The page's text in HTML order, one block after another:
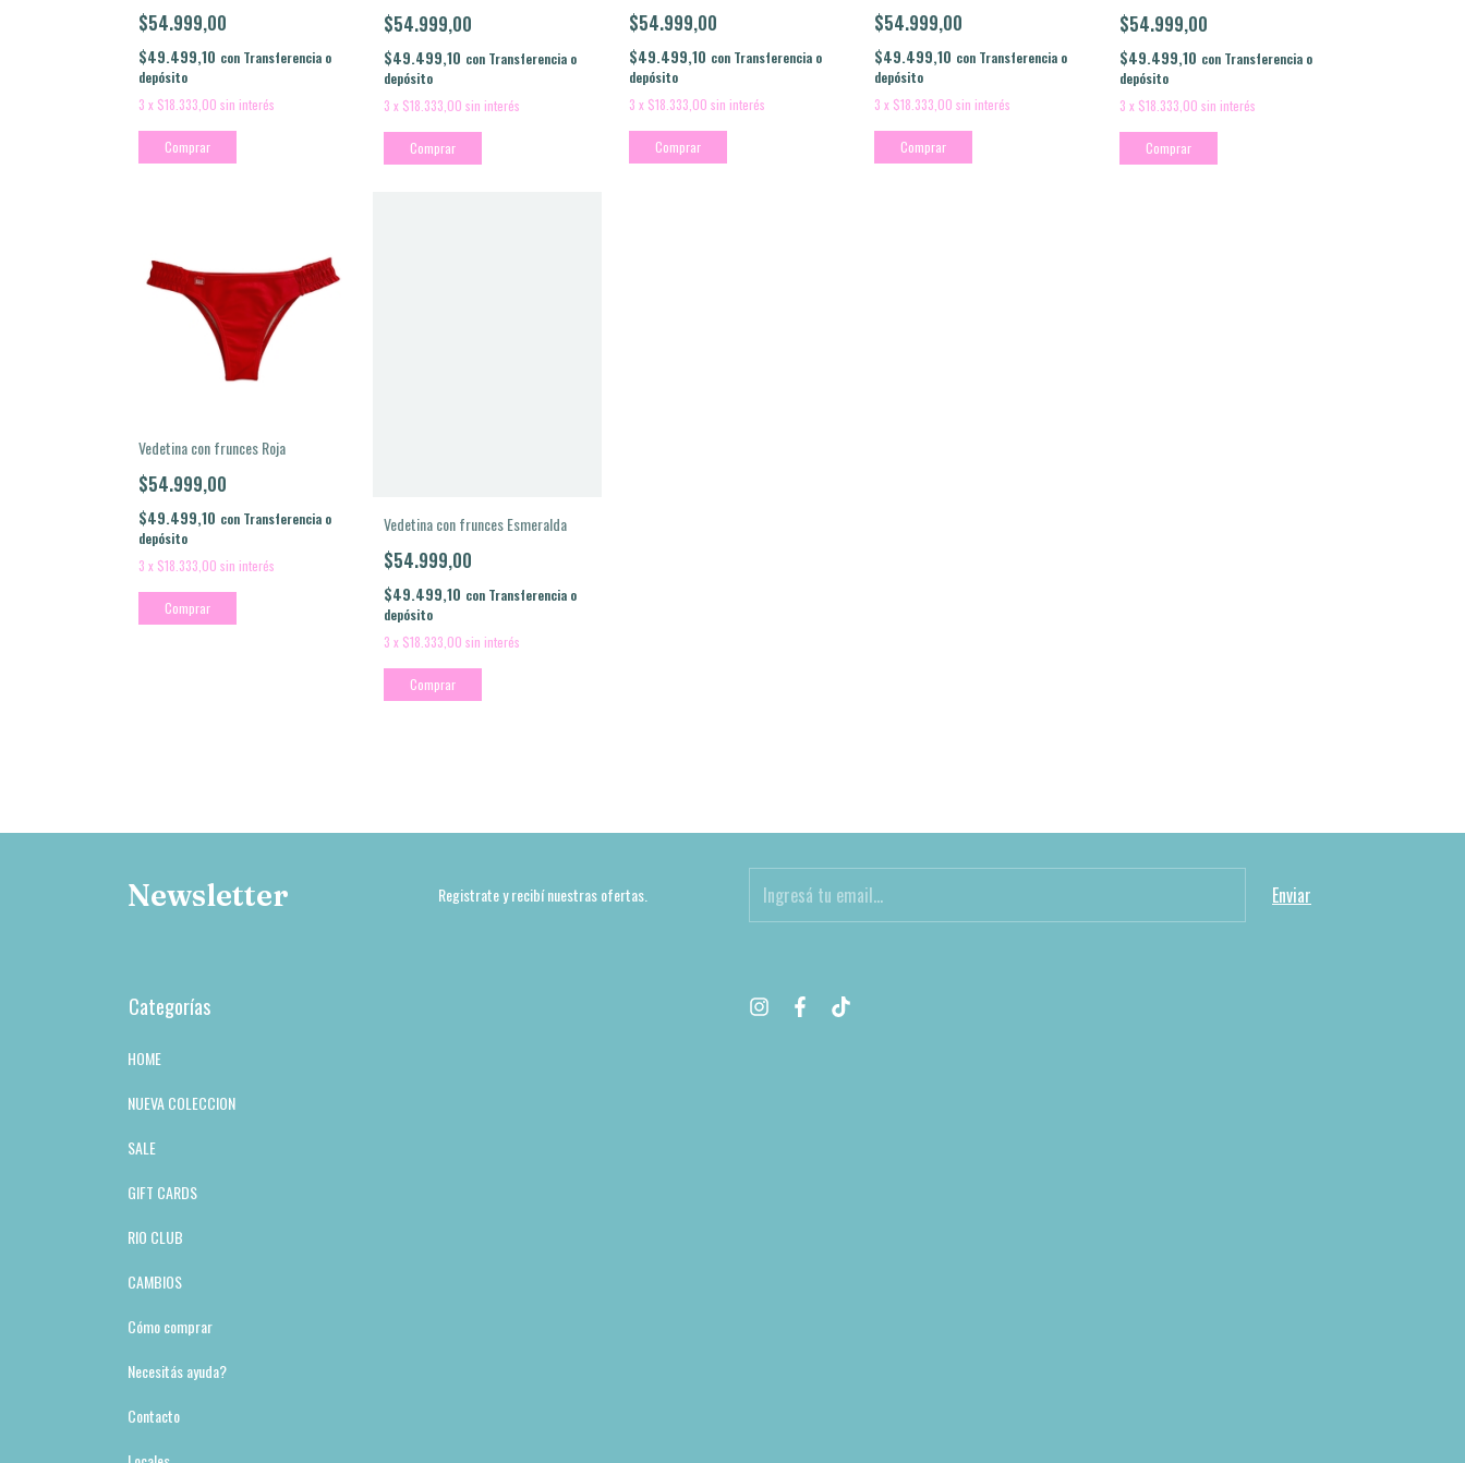
$54.999,00
$49.499,10 con Transferencia o
depósito
3 x $18.333,00 sin interés
Comprar
$54.999,00
$49.499,10 con Transferencia o
depósito
3 x $18.333,00 sin interés
Comprar
$54.999,00
$49.499,10 con Transferencia o
depósito
3 x $18.333,00 sin interés
Comprar
$54.999,00
$49.499,10 con Transferencia o
depósito
3 x $18.333,00 sin interés
Comprar
$54.999,00
$49.499,10 con Transferencia o
depósito
3 x $18.333,00 sin interés
Comprar
Vedetina con frunces Roja
$54.999,00
$49.499,10 con Transferencia o
depósito
3 x $18.333,00 sin interés
Comprar
Vedetina con frunces Esmeralda
$54.999,00
$49.499,10 con Transferencia o
depósito
3 x $18.333,00 sin interés
Comprar
Newsletter Registrate y recibí nuestras ofertas.
Categorías
HOME
NUEVA COLECCION
SALE
GIFT CARDS
RIO CLUB
CAMBIOS
Cómo comprar
Necesitás ayuda?
Contacto